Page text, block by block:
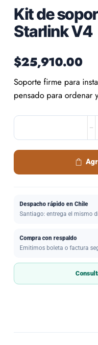
Kit de
Starlink V4
$25,910.00
Soporte firme para
pensado para ordenar
Despacho rápido en Chile
Santiago: entrega el mismo
Compra con respaldo
Emitimos boleta o factura